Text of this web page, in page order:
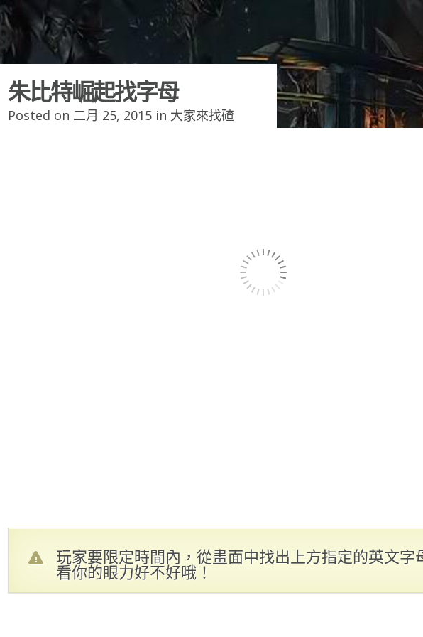
朱比特崛起找字母
Posted on 二月 25, 2015 in 大家來找碴
玩家要限定時間內，從畫面中找出上方指定的英文字
看你的眼力好不好哦！